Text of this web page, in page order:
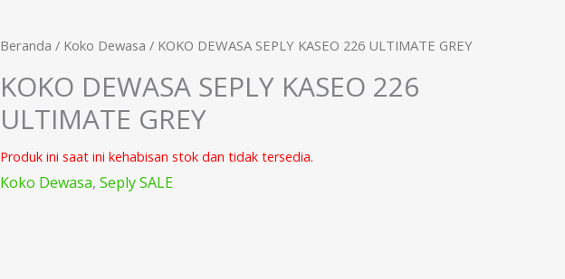
Beranda / Koko Dewasa / KOKO DEWASA SEPLY KASEO 226 ULTIMATE GREY
KOKO DEWASA SEPLY KASEO 226
ULTIMATE GREY
Produk ini saat ini kehabisan stok dan tidak tersedia.
Koko Dewasa, Seply SALE